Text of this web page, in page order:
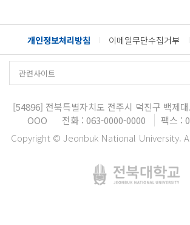
개인정보처리방침 이메일무단수집거부
[54896] 전북특별자치도 전주시 덕진구 백제
OOO
전화 : 063-0000-0000
팩스 :
Copyright © Jeonbuk National University.